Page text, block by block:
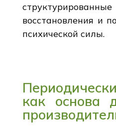
восстановления и
психической силы.
как основа